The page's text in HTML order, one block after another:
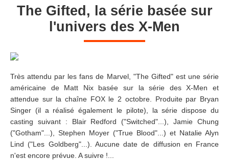
JEUX VIDÉO
CONCOURS
ESPACE
MEMBRE
The Gifted, la série basée sur
l'univers des X-Men
Très attendu par les fans de Marvel, "The Gifted" est une série
américaine de Matt Nix basée sur la série des X-Men et
attendue sur la chaîne FOX le 2 octobre. Produite par Bryan
Singer (il a réalisé également le pilote), la série dispose du
casting suivant : Blair Redford ("Switched"...), Jamie Chung
("Gotham"...), Stephen Moyer ("True Blood"...) et Natalie Alyn
Lind ("Les Goldberg"...). Aucune date de diffusion en France
n'est encore prévue. A suivre !...